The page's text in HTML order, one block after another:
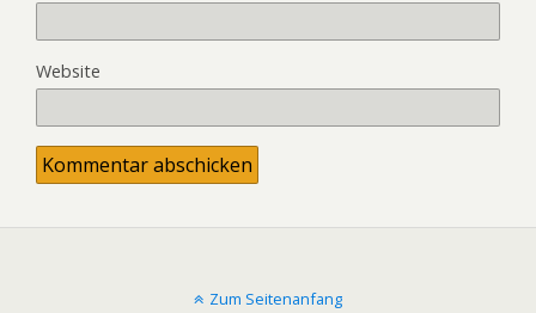
Website
Zum Seitenanfang